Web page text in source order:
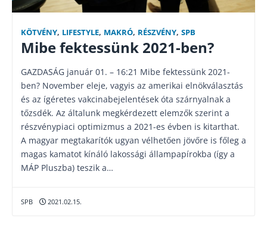
KÖTVÉNY, LIFESTYLE, MAKRÓ, RÉSZVÉNY, SPB
Mibe fektessünk 2021-ben?
GAZDASÁG január 01. – 16:21 Mibe fektessünk 2021-
ben? November eleje, vagyis az amerikai elnökválasztás
és az ígéretes vakcinabejelentések óta szárnyalnak a
tőzsdék. Az általunk megkérdezett elemzők szerint a
részvénypiaci optimizmus a 2021-es évben is kitarthat.
A magyar megtakarítók ugyan vélhetően jövőre is főleg a
magas kamatot kínáló lakossági állampapírokba (így a
MÁP Pluszba) teszik a…
SPB 2021.02.15.